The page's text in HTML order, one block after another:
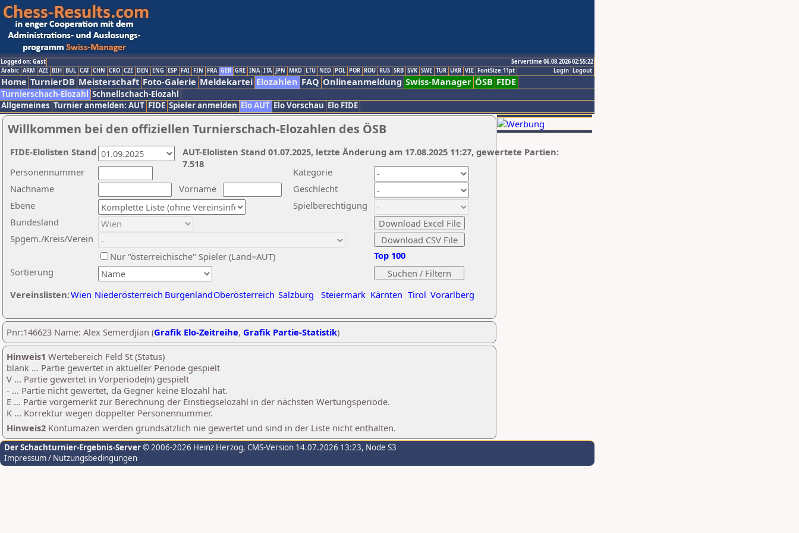
Logged on: Gast
Servertime 06.08.2026 02:55:22
Logout
Login
Arabic ARM AZE BIH BUL CAT CHN CRO CZE DEN ENG ESP FAI FIN FRA GER GRE INA ITA JPN MKD LTU NED POL POR ROU RUS SRB SVK SWE TUR UKR VIE FontSize:11pt
Home TurnierDB Meisterschaft Foto-Galerie Meldekartei Elozahlen FAQ Onlineanmeldung Swiss-Manager ÖSB FIDE
Turnierschach-Elozahl Schnellschach-Elozahl
Allgemeines Turnier anmelden: AUT FIDE Spieler anmelden Elo AUT Elo Vorschau Elo FIDE
Willkommen bei den offiziellen Turnierschach-Elozahlen des ÖSB
Nachname
Vorname
Ebene
Kategorie
Sortierung
Personennummer
Bundesland
Spgem./Kreis/Verein
Geschlecht
Nur "österreichische" Spieler (Land=AUT)
Spielberechtigung
Vereinslisten:Wien Niederösterreich BurgenlandOberösterreich Salzburg Steiermark Kärnten Tirol Vorarlberg
Top 100
AUT-Elolisten Stand 01.07.2025, letzte Änderung am 17.08.2025 11:27, gewertete Partien:
7.518
FIDE-Elolisten Stand
Pnr:146623 Name: Alex Semerdjian (Grafik Elo-Zeitreihe, Grafik Partie-Statistik)
Hinweis1 Wertebereich Feld St (Status)
blank ... Partie gewertet in aktueller Periode gespielt
V ... Partie gewertet in Vorperiode(n) gespielt
- ... Partie nicht gewertet, da Gegner keine Elozahl hat.
E ... Partie vorgemerkt zur Berechnung der Einstiegselozahl in der nächsten Wertungsperiode.
K ... Korrektur wegen doppelter Personennummer.
Hinweis2 Kontumazen werden grundsätzlich nie gewertet und sind in der Liste nicht enthalten.
Der Schachturnier-Ergebnis-Server© 2006-2026 Heinz Herzog, CMS-Version 14.07.2026 13:23, Node S3
Impressum / Nutzungsbedingungen